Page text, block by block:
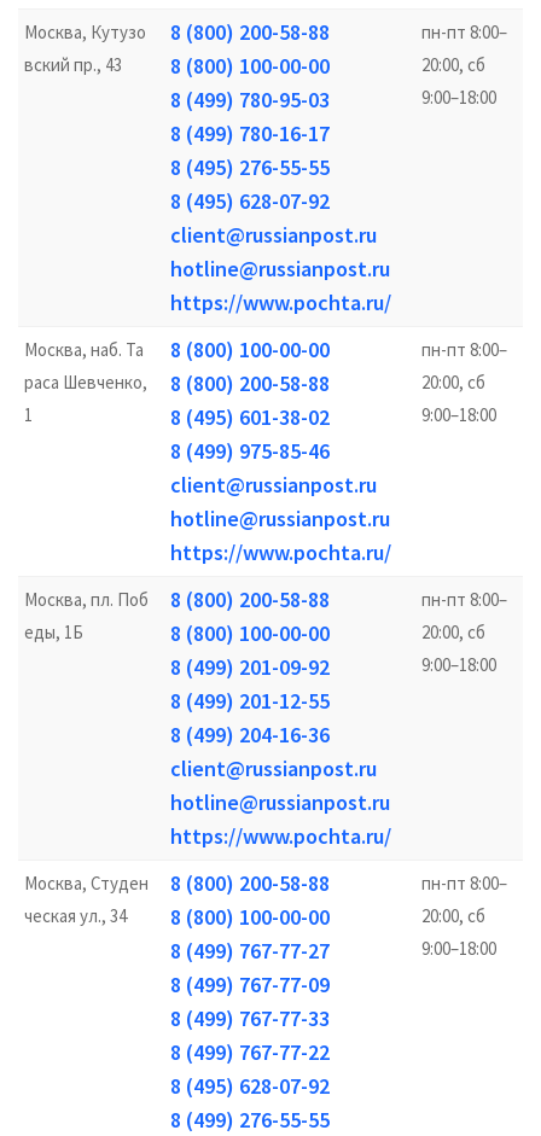
Москва, Кутузо
вский пр., 43
8 (800) 200-58-88
8 (800) 100-00-00
8 (499) 780-95-03
8 (499) 780-16-17
8 (495) 276-55-55
8 (495) 628-07-92
client@russianpost.ru
hotline@russianpost.ru
https://www.pochta.ru/
пн-пт 8:00–
20:00, сб
9:00–18:00
Москва, наб. Та
раса Шевченко,
1
8 (800) 100-00-00
8 (800) 200-58-88
8 (495) 601-38-02
8 (499) 975-85-46
client@russianpost.ru
hotline@russianpost.ru
https://www.pochta.ru/
пн-пт 8:00–
20:00, сб
9:00–18:00
Москва, пл. Поб
еды, 1Б
8 (800) 200-58-88
8 (800) 100-00-00
8 (499) 201-09-92
8 (499) 201-12-55
8 (499) 204-16-36
client@russianpost.ru
hotline@russianpost.ru
https://www.pochta.ru/
пн-пт 8:00–
20:00, сб
9:00–18:00
Москва, Студен
ческая ул., 34
8 (800) 200-58-88
8 (800) 100-00-00
8 (499) 767-77-27
8 (499) 767-77-09
8 (499) 767-77-33
8 (499) 767-77-22
8 (495) 628-07-92
8 (499) 276-55-55
пн-пт 8:00–
20:00, сб
9:00–18:00